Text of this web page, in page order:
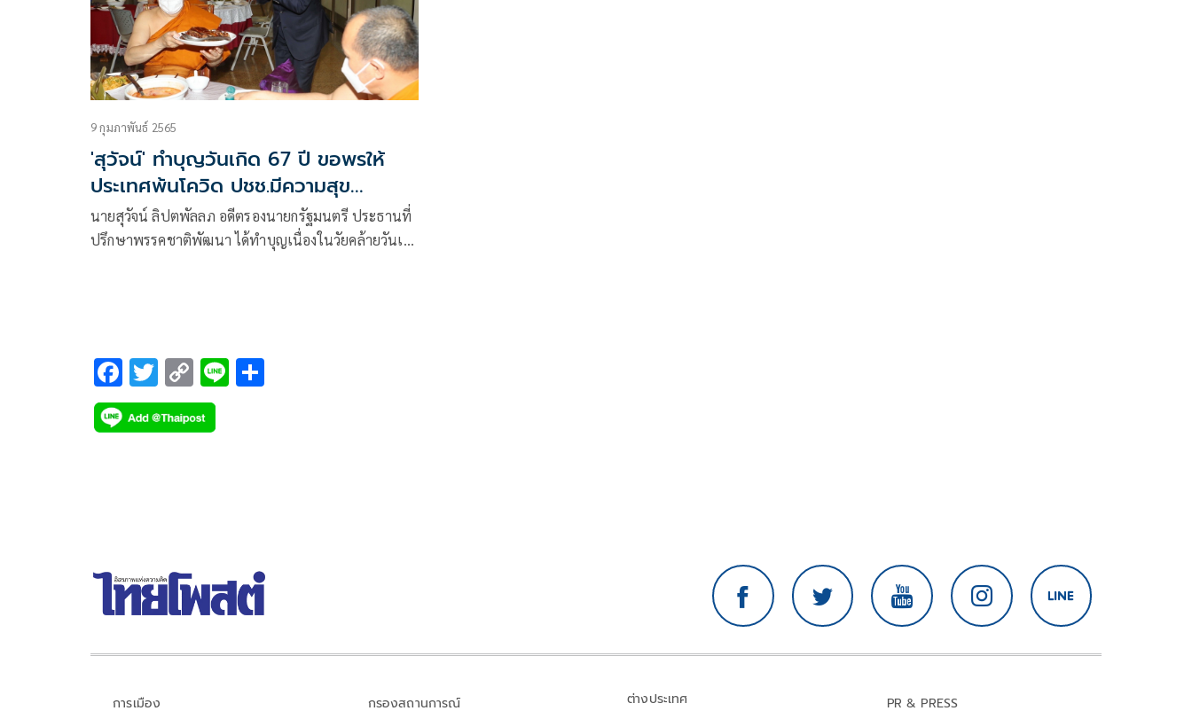
9 กุมภาพันธ์ 2565
'สุวัจน์' ทำบุญวันเกิด 67 ปี ขอพรให้
ประเทศพ้นโควิด ปชช.มีความสุข
เศรษฐกิจดี
นายสุวัจน์ ลิปตพัลลภ อดีตรองนายกรัฐมนตรี ประธานที่
ปรึกษาพรรคชาติพัฒนา ได้ทำบุญเนื่องในวัยคล้ายวันเกิด
F
ac
e
T
wi
tt
C
o
p
Li
การเมือง กรองสถานการณ์ ต่างประเทศ PR & PRESS